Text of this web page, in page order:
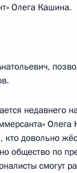
Олега Кашина.
недавнего
довольно
общество по
смогут